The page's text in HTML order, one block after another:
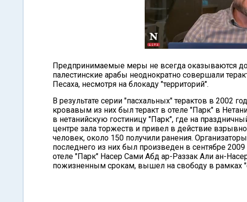
Предпринимаемые меры не всегда оказываются
палестинские арабы неоднократно совершали
Песаха, несмотря на блокаду "территорий".
В результате серии "пасхальных" терактов в 2002
кровавым из них был теракт в отеле "Парк" в
в нетанийскую гостиницу "Парк", где на
центре зала торжеств и привел в действие
человек, около 150 получили ранения.
последнего из них был произведен в сентябре
отеле "Парк" Насер Сами Абд ар-Раззак Али ан-
пожизненным срокам, вышел на свободу в рамках